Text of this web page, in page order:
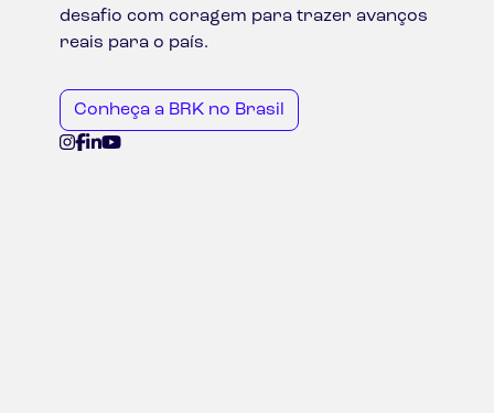
desafio com coragem para trazer avanços
reais para o país.
Conheça a BRK no Brasil